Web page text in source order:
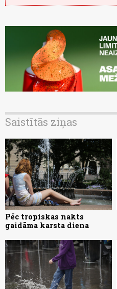
Saistītās ziņas
Pēc tropiskas nakts
gaidāma karsta diena